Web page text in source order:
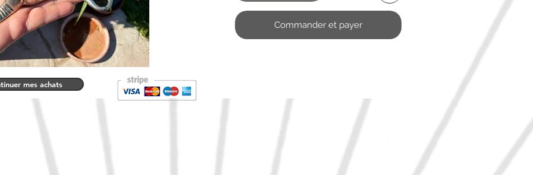
Commander et payer
mes achats